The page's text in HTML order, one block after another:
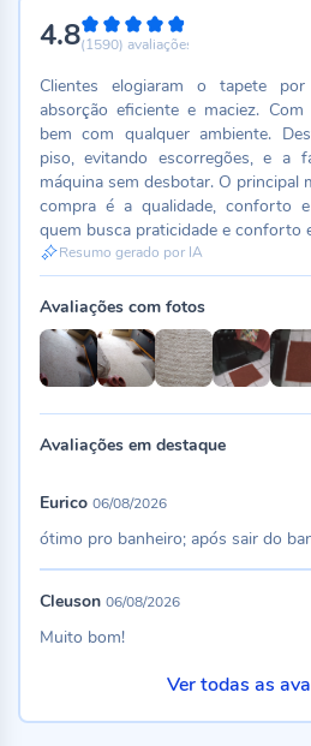
4.896%
(1590) avaliações
Clientes elogiaram o tapete
absorção eficiente e maciez.
bem com qualquer ambiente.
piso, evitando escorregões, e a
máquina sem desbotar. O principal
compra é a qualidade, conforto
quem busca praticidade e conforto
Resumo gerado por IA
Avaliações com fotos
Avaliações em destaque
Eurico 06/08/2026
ótimo pro banheiro; após sair do
Cleuson 06/08/2026
Muito bom!
Ver todas as